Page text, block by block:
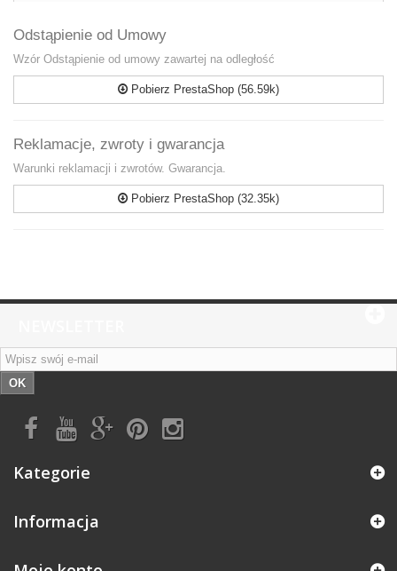
Odstąpienie od Umowy
Wzór Odstąpienie od umowy zawartej na odległość
Pobierz PrestaShop (56.59k)
Reklamacje, zwroty i gwarancja
Warunki reklamacji i zwrotów. Gwarancja.
Pobierz PrestaShop (32.35k)
OK
Kategorie
Informacja